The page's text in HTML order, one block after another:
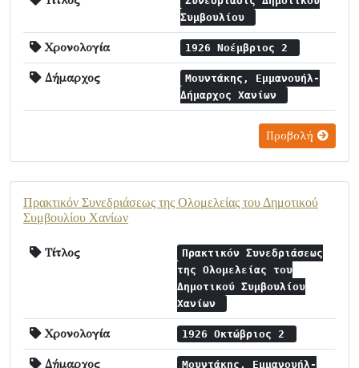
Συμβουλίου
Χρονολογία 1926 Νοέμβριος 2
Δήμαρχος
Μουντάκης, Εμμανουήλ-
Δήμαρχος Χανίων
Προβολή
Πρακτικόν Συνεδριάσεως της Ολομελείας του Δημοτικού
Συμβουλίου Χανίων
Τίτλος
Πρακτικόν Συνεδριάσεως
της Ολομελείας του
Δημοτικού Συμβουλίου
Χανίων
Χρονολογία 1926 Οκτώβριος 2
Δήμαρχος
Μουντάκης, Εμμανουήλ-